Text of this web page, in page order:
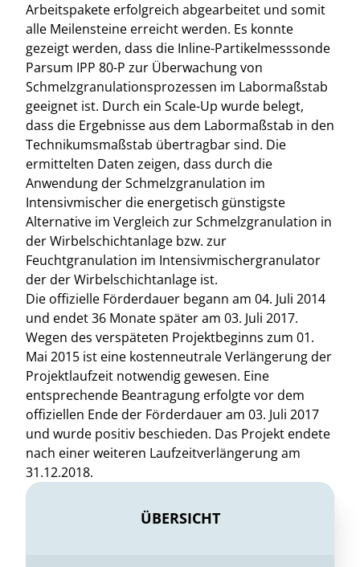
Arbeitspakete erfolgreich abgearbeitet und somit
alle Meilensteine erreicht werden. Es konnte
gezeigt werden, dass die Inline-Partikelmesssonde
Parsum IPP 80-P zur Überwachung von
Schmelzgranulationsprozessen im Labormaßstab
geeignet ist. Durch ein Scale-Up wurde belegt,
dass die Ergebnisse aus dem Labormaßstab in den
Technikumsmaßstab übertragbar sind. Die
ermittelten Daten zeigen, dass durch die
Anwendung der Schmelzgranulation im
Intensivmischer die energetisch günstigste
Alternative im Vergleich zur Schmelzgranulation in
der Wirbelschichtanlage bzw. zur
Feuchtgranulation im Intensivmischergranulator
der der Wirbelschichtanlage ist.
Die offizielle Förderdauer begann am 04. Juli 2014
und endet 36 Monate später am 03. Juli 2017.
Wegen des verspäteten Projektbeginns zum 01.
Mai 2015 ist eine kostenneutrale Verlängerung der
Projektlaufzeit notwendig gewesen. Eine
entsprechende Beantragung erfolgte vor dem
offiziellen Ende der Förderdauer am 03. Juli 2017
und wurde positiv beschieden. Das Projekt endete
nach einer weiteren Laufzeitverlängerung am
31.12.2018.
ÜBERSICHT